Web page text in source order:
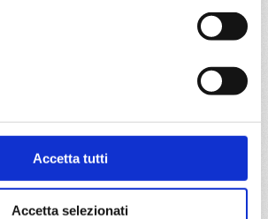
Accetta tutti
Accetta selezionati
Europa